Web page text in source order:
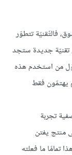
فالتّقنيّة تتطوّر
تقنيّة جديدة ستجد
من استخدم هذه
يهتمّون فقط
تجربة
منتج يفتن
تمامًا ما فعلته